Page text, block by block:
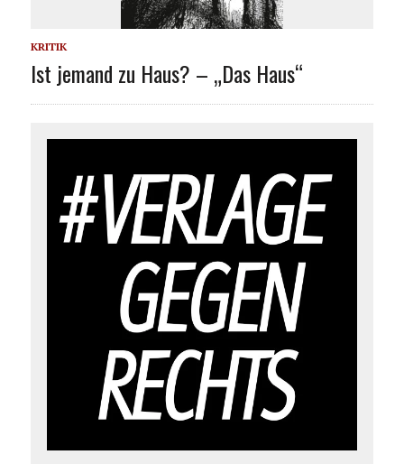
KRITIK
Ist jemand zu Haus? – „Das Haus“